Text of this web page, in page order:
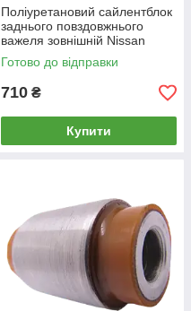
Поліуретановий сайлентблок
заднього повздовжнього
важеля зовнішній Nissan
Silvia 1988-1994
Готово до відправки
710 ₴
Купити